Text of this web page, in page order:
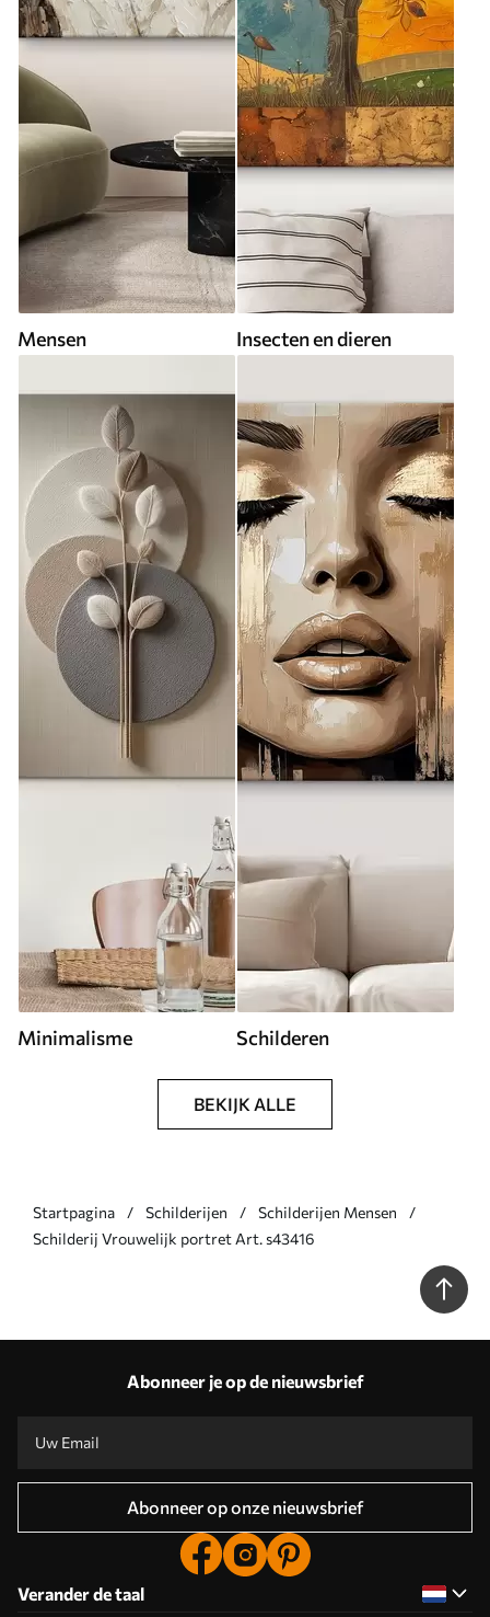
Mensen Insecten en dieren
Minimalisme Schilderen
BEKIJK ALLE
Startpagina Schilderijen
Schilderijen Mensen
Schilderij Vrouwelijk portret Art. s43416
Abonneer je op de nieuwsbrief
Abonneer op onze nieuwsbrief
Verander de taal